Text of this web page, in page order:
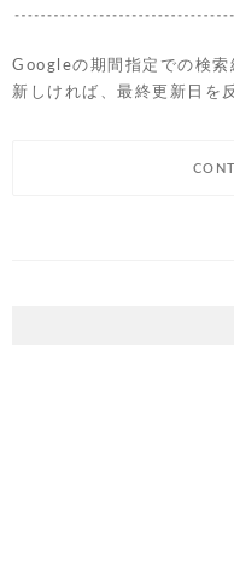
Googleの期間指定での検
新しければ、最終更新日を